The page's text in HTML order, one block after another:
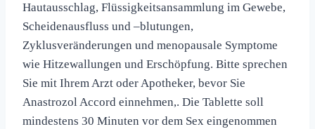
Hautausschlag, Flüssigkeitsansammlung im Gewebe,
Scheidenausfluss und –blutungen,
Zyklusveränderungen und menopausale Symptome
wie Hitzewallungen und Erschöpfung. Bitte sprechen
Sie mit Ihrem Arzt oder Apotheker, bevor Sie
Anastrozol Accord einnehmen,. Die Tablette soll
mindestens 30 Minuten vor dem Sex eingenommen